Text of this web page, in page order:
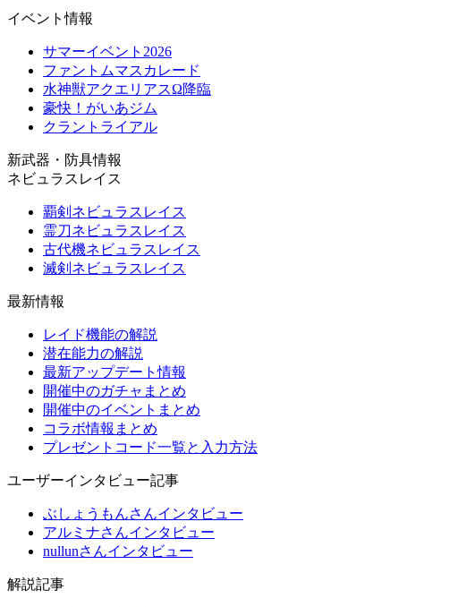
イベント情報
サマーイベント2026
ファントムマスカレード
水神獣アクエリアスΩ降臨
豪快！がいあジム
クラントライアル
新武器・防具情報
ネビュラスレイス
覇剣ネビュラスレイス
霊刀ネビュラスレイス
古代機ネビュラスレイス
滅剣ネビュラスレイス
最新情報
レイド機能の解説
潜在能力の解説
最新アップデート情報
開催中のガチャまとめ
開催中のイベントまとめ
コラボ情報まとめ
プレゼントコード一覧と入力方法
ユーザーインタビュー記事
ぶしょうもんさんインタビュー
アルミナさんインタビュー
nullunさんインタビュー
解説記事